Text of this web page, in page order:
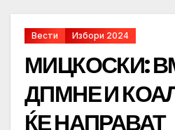
Вести Избори 2024
МИЦКОСКИ:
ДПМНЕ И
ЌЕ НАПРАВАТ